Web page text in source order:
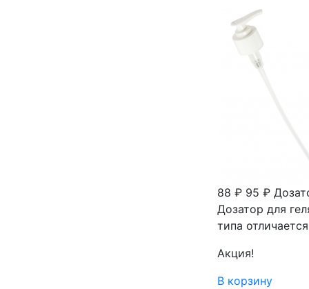
88 ₽ 95 ₽
Дозатор для
типа
Акция!
В корзину